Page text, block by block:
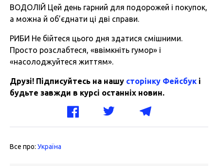
ВОДОЛІЙ Цей день гарний для подорожей і покупок,
а можна й об’єднати ці дві справи.
РИБИ Не бійтеся цього дня здатися смішними.
Просто розслабтеся, «ввімкніть гумор» і
«насолоджуйтеся життям».
Друзі! Підписуйтесь на нашу сторінку Фейсбук і
будьте завжди в курсі останніх новин.
Все про: Україна